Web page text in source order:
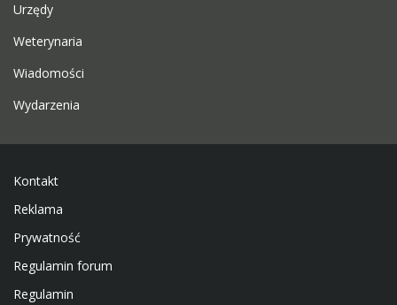
Urzędy
Weterynaria
Wiadomości
Wydarzenia
Kontakt
Reklama
Prywatność
Regulamin forum
Regulamin